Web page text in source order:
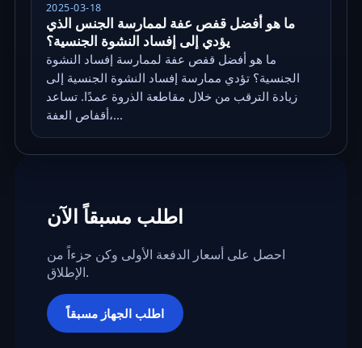
2025-03-18
ما هو أفضل قفص عفة لممارسة الجنس الذي
يؤدي إلى إفساد النشوة الجنسية؟
ما هو أفضل قفص عفة لممارسة إفساد النشوة
الجنسية؟ تؤدي ممارسة إفساد النشوة الجنسية إلى
زيادة الترقب من خلال مقاطعة الذروة عمدًا. تساعد
أقفاص العفة،...
اطلب مسبقاً الآن
احصل على أسعار الدفعة الأولى وكن جزءاً من
الإطلاق.
اطلب الجهاز مسبقاً